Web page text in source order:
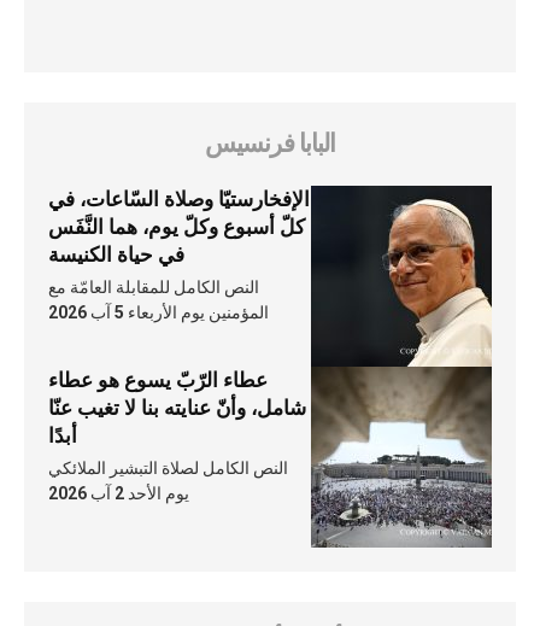
البابا فرنسيس
الإفخارستيّا وصلاة السّاعات، في
كلّ أسبوع وكلّ يوم، هما النَّفَس
في حياة الكنيسة
النص الكامل للمقابلة العامّة مع
المؤمنين يوم الأربعاء 5 آب 2026
عطاء الرّبّ يسوع هو عطاء
شامل، وأنّ عنايته بنا لا تغيب عنّا
أبدًا
النص الكامل لصلاة التبشير الملائكي
يوم الأحد 2 آب 2026